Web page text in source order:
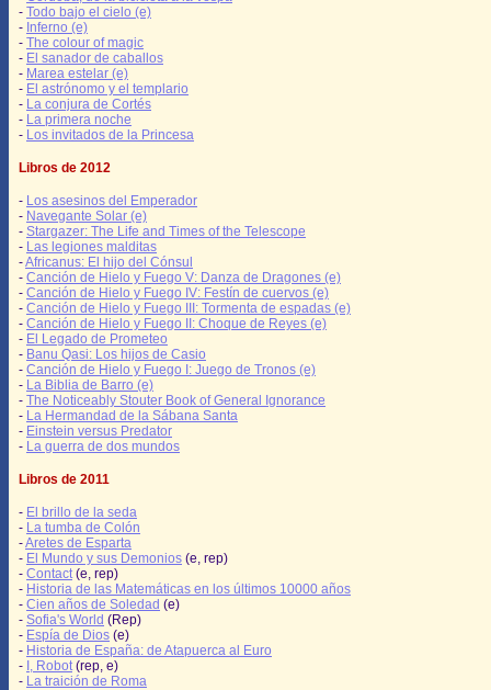
- Todo bajo el cielo (e)
- Inferno (e)
- The colour of magic
- El sanador de caballos
- Marea estelar (e)
- El astrónomo y el templario
- La conjura de Cortés
- La primera noche
- Los invitados de la Princesa
Libros de 2012
- Los asesinos del Emperador
- Navegante Solar (e)
- Stargazer: The Life and Times of the Telescope
- Las legiones malditas
-Africanus: El hijo del Cónsul
- Canción de Hielo y Fuego V: Danza de Dragones (e)
- Canción de Hielo y Fuego IV: Festín de cuervos (e)
- Canción de Hielo y Fuego III: Tormenta de espadas (e)
- Canción de Hielo y Fuego II: Choque de Reyes (e)
- El Legado de Prometeo
- Banu Qasi: Los hijos de Casio
- Canción de Hielo y Fuego I: Juego de Tronos (e)
- La Biblia de Barro (e)
- The Noticeably Stouter Book of General Ignorance
- La Hermandad de la Sábana Santa
- Einstein versus Predator
- La guerra de dos mundos
Libros de 2011
- El brillo de la seda
- La tumba de Colón
-Aretes de Esparta
- El Mundo y sus Demonios (e, rep)
- Contact (e, rep)
- Historia de las Matemáticas en los últimos 10000 años
- Cien años de Soledad (e)
- Sofia's World (Rep)
- Espía de Dios (e)
- Historia de España: de Atapuerca al Euro
- I, Robot (rep, e)
- La traición de Roma